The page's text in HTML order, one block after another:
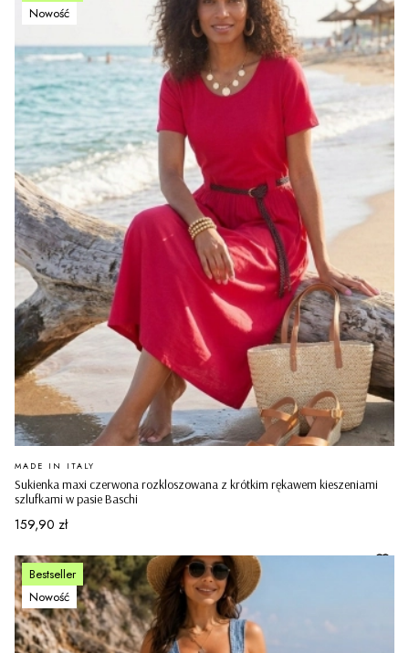
Nowość
Sukienka maxi czerwona rozkloszowana z krótkim rękawem kieszeniami
szlufkami w pasie Baschi
PRODUCENT
MADE IN ITALY
Cena
159,90 zł
Bestseller
Nowość